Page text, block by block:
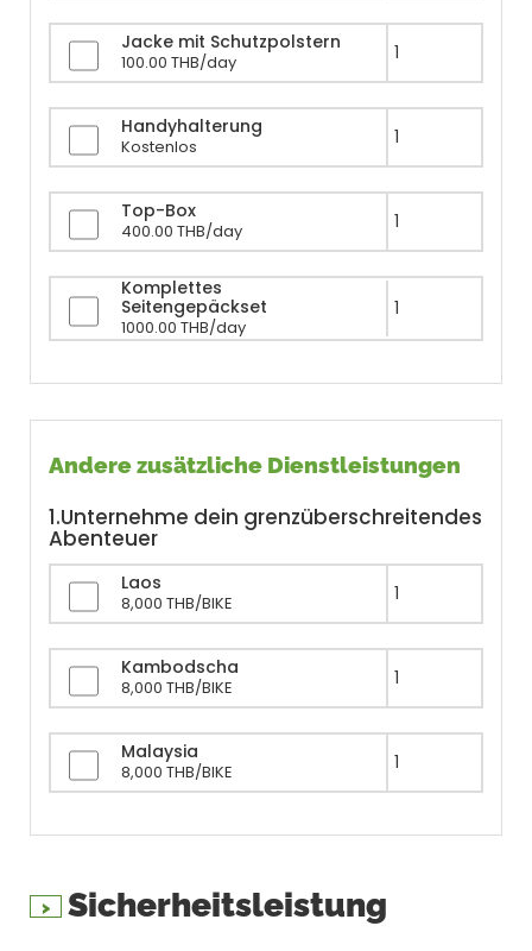
Jacke mit Schutzpolstern
100.00 THB/day
Handyhalterung
Kostenlos
Top-Box
400.00 THB/day
Komplettes
Seitengepäckset
1000.00 THB/day
Andere zusätzliche Dienstleistungen
1.Unternehme dein grenzüberschreitendes
Abenteuer
Laos
8,000 THB/BIKE
Kambodscha
8,000 THB/BIKE
Malaysia
8,000 THB/BIKE
Sicherheitsleistung